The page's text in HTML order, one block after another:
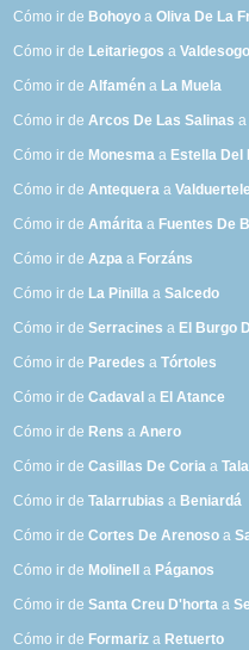
Cómo ir de Bohoyo aOliva De La
Cómo ir de Leitariegos a
Cómo ir deAlfamén a La Muela
Cómo ir deArcos De Las Salinas a
Cómo ir de Monesma a Estella Del
Cómo ir deAntequera a
Cómo ir deAmárita a Fuentes De
Cómo ir deAzpa a Forzáns
Cómo ir de La Pinilla aSalcedo
Cómo ir deSerracines a El Burgo
Cómo ir de Paredes aTórtoles
Cómo ir deCadaval a El Atance
Cómo ir de Rens aAnero
Cómo ir deCasillas De Coria a
Cómo ir deTalarrubias a Beniardá
Cómo ir deCortes De Arenoso a
Cómo ir de Molinell a Páganos
Cómo ir deSanta Creu D'horta a
Cómo ir de Formariz a Retuerto